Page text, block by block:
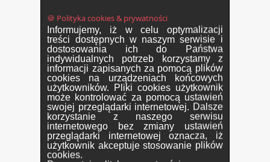
🍪 Polityka cookies & prywatności
Informujemy, iż w celu optymalizacji
treści dostępnych w naszym serwisie i
dostosowania ich do Państwa
indywidualnych potrzeb korzystamy z
informacji zapisanych za pomocą plików
cookies na urządzeniach końcowych
użytkowników. Pliki cookies użytkownik
może kontrolować za pomocą ustawień
swojej przeglądarki internetowej. Dalsze
korzystanie z naszego serwisu
internetowego bez zmiany ustawień
przeglądarki internetowej oznacza, iż
użytkownik akceptuje stosowanie plików
cookies.